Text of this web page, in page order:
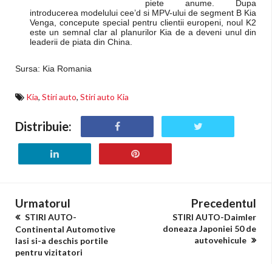
piete anume. Dupa
introducerea modelului cee’d si MPV-ului de segment B Kia
Venga, concepute special pentru clientii europeni, noul K2
este un semnal clar al planurilor Kia de a deveni unul din
leaderii de piata din China.
Sursa: Kia Romania
Kia, Stiri auto, Stiri auto Kia
Distribuie:
Urmatorul
STIRI AUTO-
Continental Automotive
Iasi si-a deschis portile
pentru vizitatori
Precedentul
STIRI AUTO-Daimler
doneaza Japoniei 50 de
autovehicule